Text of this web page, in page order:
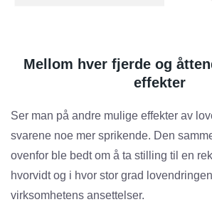
Mellom hver fjerde og
effekter
Ser man på andre mulige effekter av
svarene noe mer sprikende. Den
ovenfor ble bedt om å ta stilling til en
hvorvidt og i hvor stor grad
virksomhetens ansettelser.